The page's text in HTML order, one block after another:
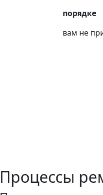
порядке
вам не
Процессы